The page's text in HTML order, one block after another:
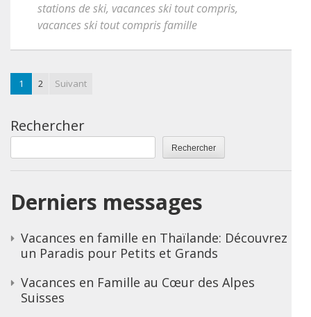
stations de ski, vacances ski tout compris,
vacances ski tout compris famille
1 2 Suivant
Rechercher
Rechercher
Derniers messages
Vacances en famille en Thaïlande: Découvrez
un Paradis pour Petits et Grands
Vacances en Famille au Cœur des Alpes
Suisses